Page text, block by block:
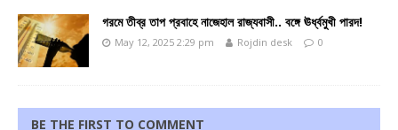
গরমে তীব্র তাপ প্রবাহে নাজেহাল রাজ্যবাসী.. বঙ্গে ঊর্ধ্বমুখী পারদ!
May 12, 2025 2:29 pm Rojdin desk 0
BE THE FIRST TO COMMENT